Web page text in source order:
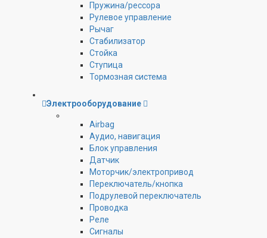
Пружина/рессора
Рулевое управление
Рычаг
Стабилизатор
Стойка
Ступица
Тормозная система
Электрооборудование
Airbag
Аудио, навигация
Блок управления
Датчик
Моторчик/электропривод
Переключатель/кнопка
Подрулевой переключатель
Проводка
Реле
Сигналы